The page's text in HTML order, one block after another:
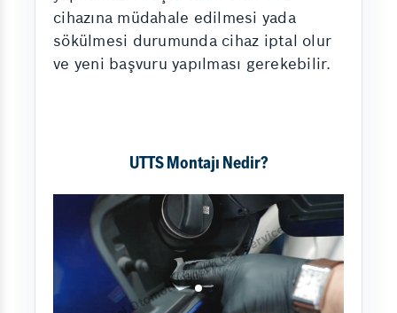
cihazına müdahale edilmesi yada
sökülmesi durumunda cihaz iptal olur
ve yeni başvuru yapılması gerekebilir.
UTTS Montajı Nedir?